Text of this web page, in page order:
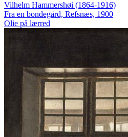
Vilhelm Hammershøi (1864-1916)
Fra en bondegård, Refsnæs, 1900
Olie på lærred